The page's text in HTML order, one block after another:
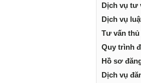
Dịch vụ tư
Dịch vụ
Tư vấn thủ
Quy trình
Hồ sơ
Dịch vụ